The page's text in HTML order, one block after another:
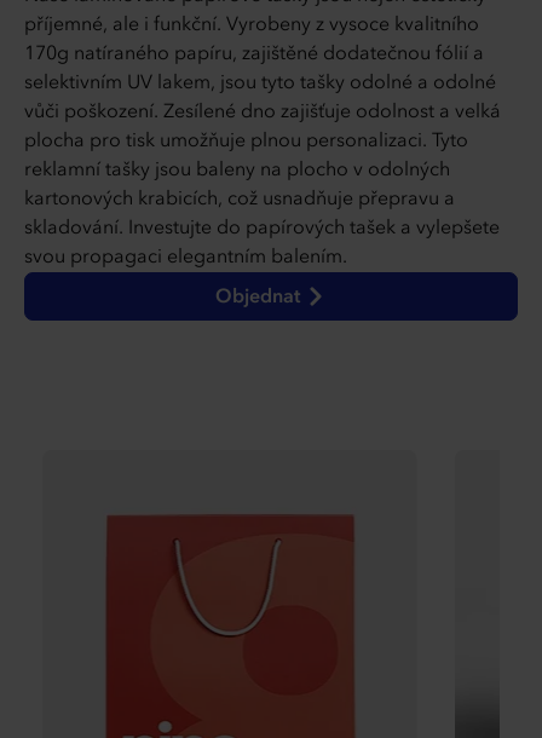
příjemné, ale i funkční. Vyrobeny z vysoce kvalitního
170g natíraného papíru, zajištěné dodatečnou fólií a
selektivním UV lakem, jsou tyto tašky odolné a odolné
vůči poškození. Zesílené dno zajišťuje odolnost a velká
plocha pro tisk umožňuje plnou personalizaci. Tyto
reklamní tašky jsou baleny na plocho v odolných
kartonových krabicích, což usnadňuje přepravu a
skladování. Investujte do papírových tašek a vylepšete
svou propagaci elegantním balením.
Objednat